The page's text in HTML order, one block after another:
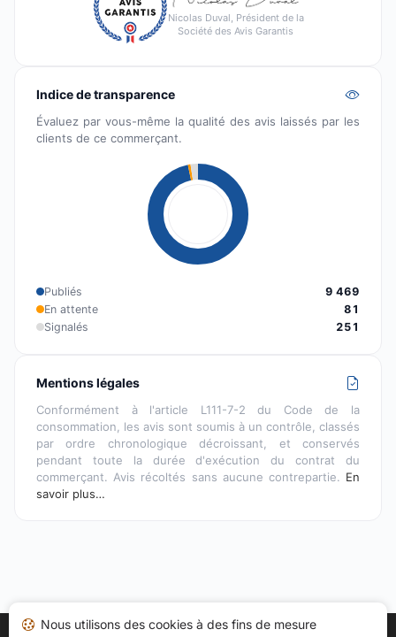
Nicolas Duval, Président de la
Société des Avis Garantis
Indice de transparence
Évaluez par vous-même la qualité des avis laissés par les
clients de ce commerçant.
Publiés
9 469
En attente
81
Signalés
251
Mentions légales
Conformément à l'article L111-7-2 du Code de la
consommation, les avis sont soumis à un contrôle, classés
par ordre chronologique décroissant, et conservés
pendant toute la durée d'exécution du contrat du
commerçant. Avis récoltés sans aucune contrepartie. En
savoir plus…
Nous utilisons des cookies à des fins de mesure